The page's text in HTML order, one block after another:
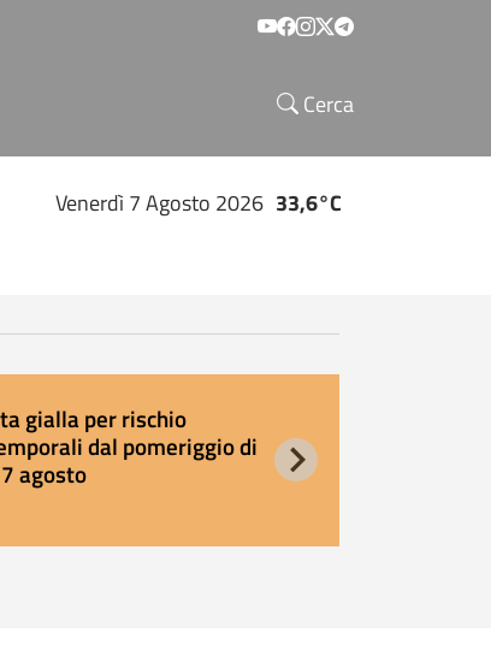
Social menu
Cerca
Venerdì 7 Agosto 2026 33,6°C
gialla per rischio
dal pomeriggio di
agosto